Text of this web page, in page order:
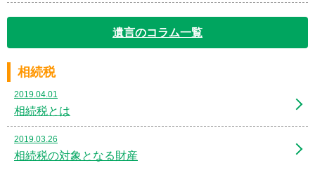
遺言のコラム一覧
相続税
2019.04.01
相続税とは
2019.03.26
相続税の対象となる財産